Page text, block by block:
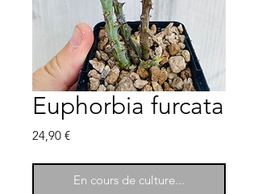
Euphorbia furcata
24,90 €Prix
En cours de culture...